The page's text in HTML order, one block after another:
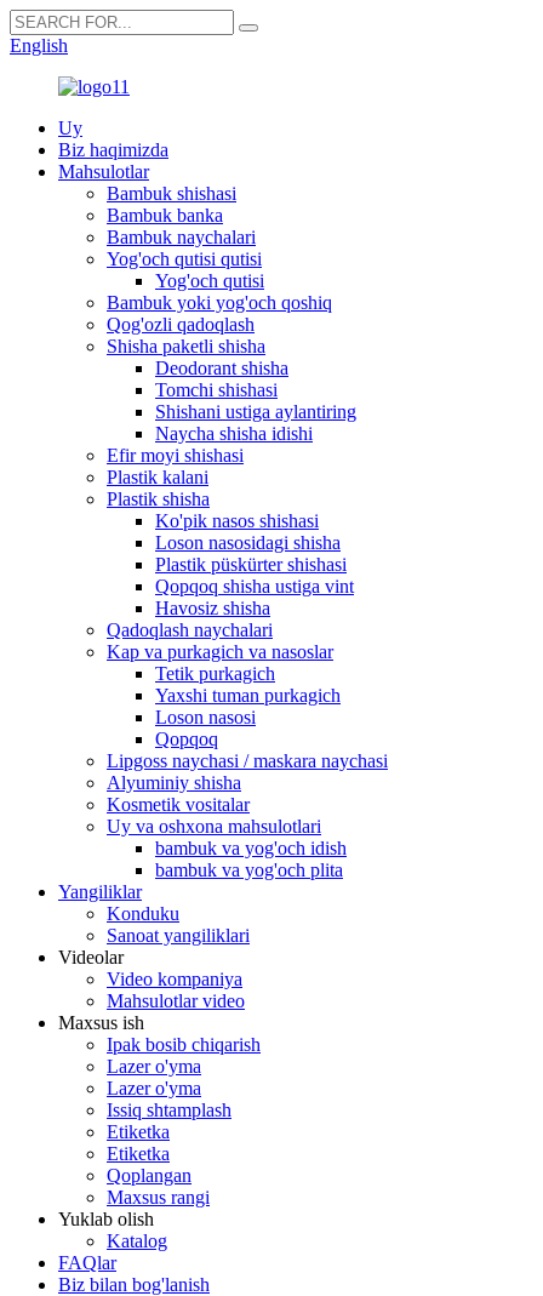
English
Uy
Biz haqimizda
Mahsulotlar
Bambuk shishasi
Bambuk banka
Bambuk naychalari
Yog'och qutisi qutisi
Yog'och qutisi
Bambuk yoki yog'och qoshiq
Qog'ozli qadoqlash
Shisha paketli shisha
Deodorant shisha
Tomchi shishasi
Shishani ustiga aylantiring
Naycha shisha idishi
Efir moyi shishasi
Plastik kalani
Plastik shisha
Ko'pik nasos shishasi
Loson nasosidagi shisha
Plastik püskürter shishasi
Qopqoq shisha ustiga vint
Havosiz shisha
Qadoqlash naychalari
Kap va purkagich va nasoslar
Tetik purkagich
Yaxshi tuman purkagich
Loson nasosi
Qopqoq
Lipgoss naychasi / maskara naychasi
Alyuminiy shisha
Kosmetik vositalar
Uy va oshxona mahsulotlari
bambuk va yog'och idish
bambuk va yog'och plita
Yangiliklar
Konduku
Sanoat yangiliklari
Videolar
Video kompaniya
Mahsulotlar video
Maxsus ish
Ipak bosib chiqarish
Lazer o'yma
Lazer o'yma
Issiq shtamplash
Etiketka
Etiketka
Qoplangan
Maxsus rangi
Yuklab olish
Katalog
FAQlar
Biz bilan bog'lanish